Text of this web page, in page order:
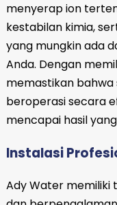
menyerap ion
kestabilan kimia,
yang mungkin ada
Anda. Dengan
memastikan
beroperasi secara
mencapai hasil
Instalasi
Ady Water memiliki